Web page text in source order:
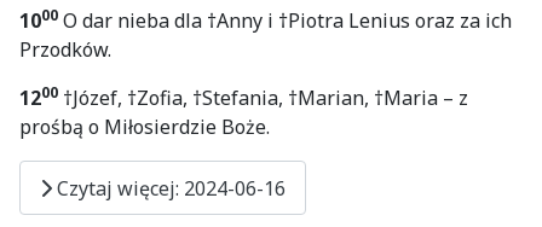
1000 O dar nieba dla †Anny i †Piotra Lenius oraz za ich
Przodków.
1200 †Józef, †Zofia, †Stefania, †Marian, †Maria – z
prośbą o Miłosierdzie Boże.
Czytaj więcej: 2024-06-16